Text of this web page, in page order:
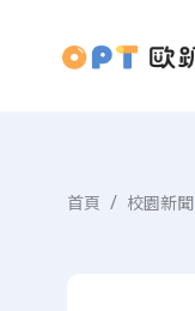
首頁 校園新聞